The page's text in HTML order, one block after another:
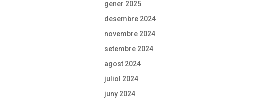
gener 2025
desembre 2024
novembre 2024
setembre 2024
agost 2024
juliol 2024
juny 2024